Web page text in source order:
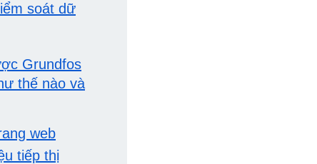
soát dữ
Grundfos
thế nào và
web
tiếp thị